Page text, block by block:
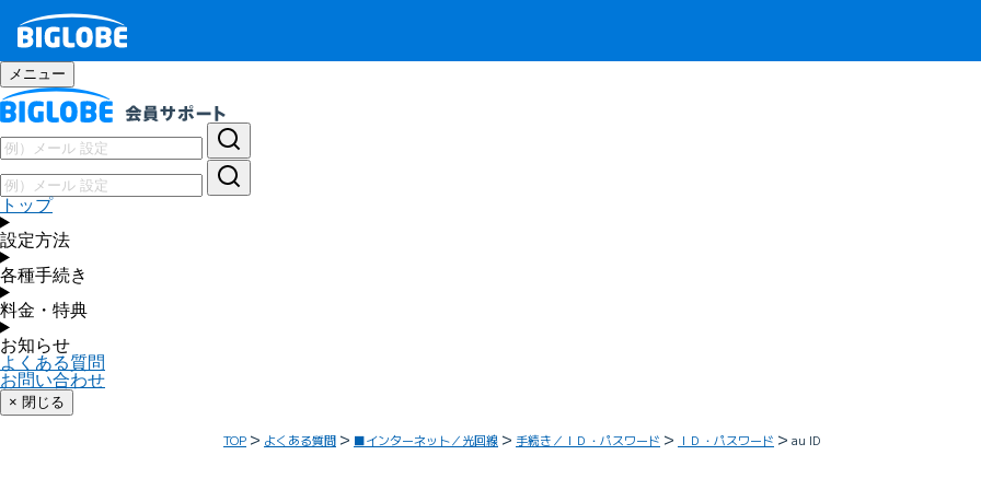
メニュー
トップ
設定方法
各種手続き
料金・特典
お知らせ
よくある質問
お問い合わせ
× 閉じる
TOP よくある質問 ■インターネット／光回線 手続き／ＩＤ・パスワード ＩＤ・パスワード au ID